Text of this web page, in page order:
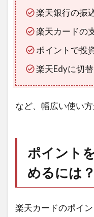
楽天銀行の振
楽天カードの
ポイントで投
楽天Edyに切替
など、幅広い使い方
ポイント
めるには？
楽天カードのポイ